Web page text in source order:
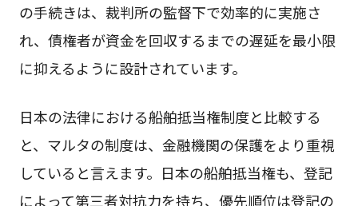
の手続きは、裁判所の監督下で効率的に実施さ
れ、債権者が資金を回収するまでの遅延を最小限
に抑えるように設計されています。
日本の法律における船舶抵当権制度と比較する
と、マルタの制度は、金融機関の保護をより重視
していると言えます。日本の船舶抵当権も、登記
によって第三者対抗力を持ち、優先順位は登記の